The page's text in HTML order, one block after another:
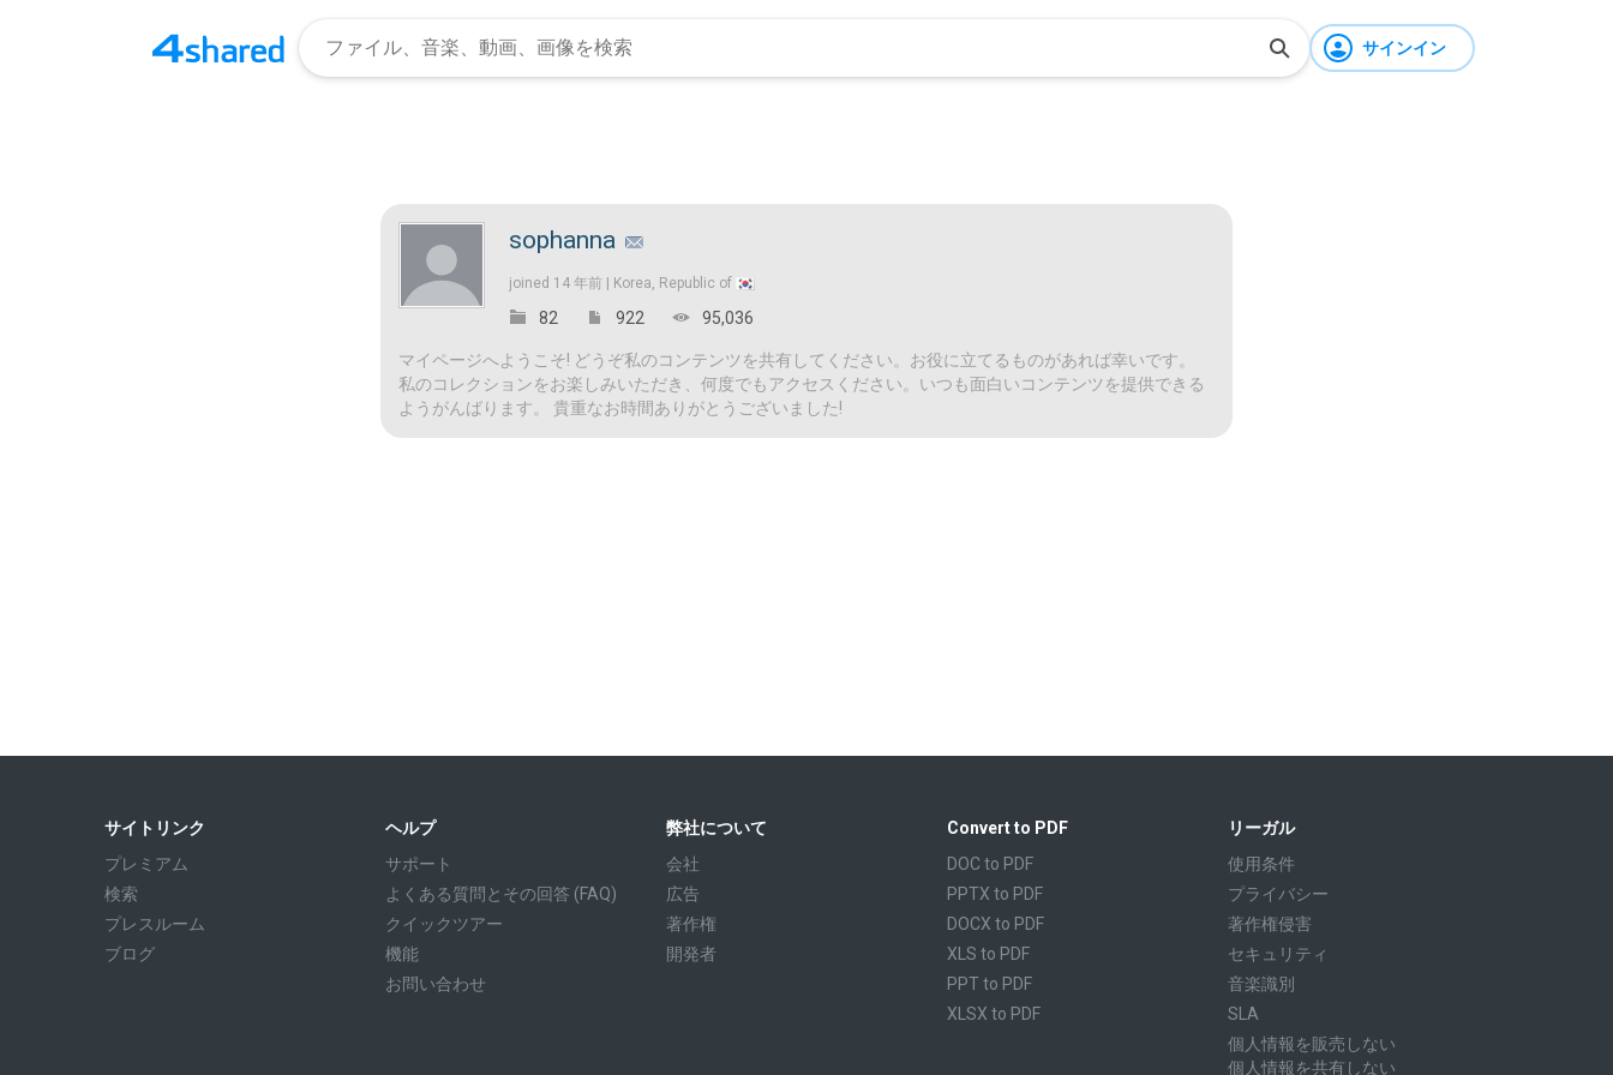
サインイン
sophanna
joined 14 年前 | Korea, Republic of
82 922 95,036
マイページへようこそ! どうぞ私のコンテンツを共有してください。お役に立てるものがあれば幸いです。
私のコレクションをお楽しみいただき、何度でもアクセスください。いつも面白いコンテンツを提供できる
ようがんばります。 貴重なお時間ありがとうございました!
サイトリンク
プレミアム
検索
プレスルーム
ブログ
ヘルプ
サポート
よくある質問とその回答 (FAQ)
クイックツアー
機能
お問い合わせ
弊社について
会社
広告
著作権
開発者
Convert to PDF
DOC to PDF
PPTX to PDF
DOCX to PDF
XLS to PDF
PPT to PDF
XLSX to PDF
リーガル
使用条件
プライバシー
著作権侵害
セキュリティ
音楽識別
SLA
個人情報を販売しない
個人情報を共有しない